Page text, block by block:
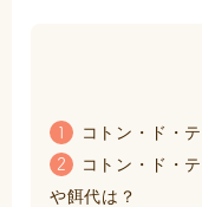
1 コトン・ド・
2
コトン・ド・
や餌代は？